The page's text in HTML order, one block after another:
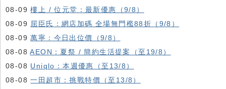
08-09樓上 / 位元堂：最新優惠（9/8）
08-09 屈臣氏：網店加碼 全場無門檻88折（9/8）
08-09萬寧：今日出位價（9/8）
08-08AEON：夏祭 / 簡約生活提案（至19/8）
08-08 Uniqlo：本週優惠（至13/8）
08-08一田超市：挑戰特價（至13/8）